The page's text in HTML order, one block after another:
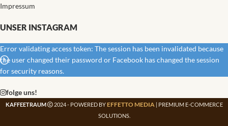
Impressum
UNSER INSTAGRAM
Error validating access token: The session has been invalidated because
the user changed their password or Facebook has changed the session
for security reasons.
folge uns!
KAFFEETRAUM 2024 - POWERED BY EFFETTO MEDIA | PREMIUM E-COMMERCE
SOLUTIONS.